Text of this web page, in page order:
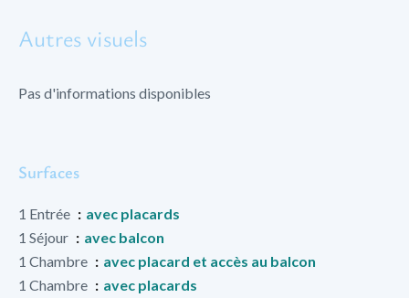
Autres visuels
Pas d'informations disponibles
Surfaces
1 Entrée
avec placards
1 Séjour
avec balcon
1 Chambre
avec placard et accès au balcon
1 Chambre
avec placards